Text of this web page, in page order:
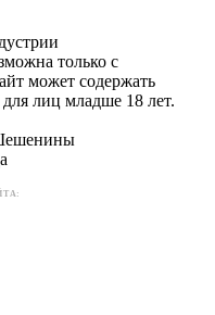
только с
может содержать
лиц младше 18 лет.